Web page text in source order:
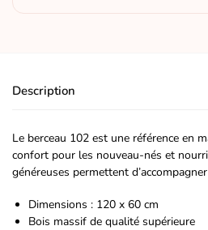
Description
Le berceau 102 est une référence en
confort pour les nouveau-nés et
généreuses permettent
Dimensions : 120 x 60 cm
Bois massif de qualité supérieure